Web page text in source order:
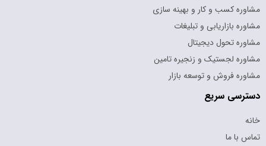
مشاوره کسب و کار و بهینه سازی
مشاوره بازاریابی و تبلیغات
مشاوره تحول دیجیتال
مشاوره لجستیک و زنجیره تامین
مشاوره فروش و توسعه بازار
دسترسی سریع
خانه
تماس با ما